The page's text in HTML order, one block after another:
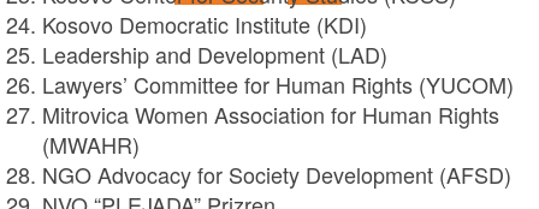
Kosovo Democratic Institute (KDI)
Leadership and Development (LAD)
Lawyers’ Committee for Human Rights (YUCOM)
Mitrovica Women Association for Human Rights
(MWAHR)
NGO Advocacy for Society Development (AFSD)